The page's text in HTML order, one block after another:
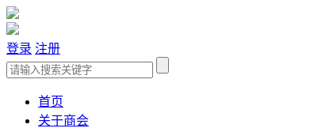
登录 注册
首页
关于商会